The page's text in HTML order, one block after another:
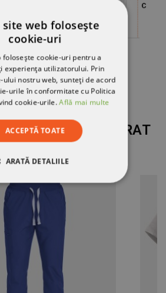
AU CUMPĂRAT
AU MAI CUMPĂRAT
site web folosește
cookie-uri
folosește cookie-uri pentru a
experiența utilizatorului. Prin
ului nostru web, sunteți de acord
urile în conformitate cu Politica
cookie-urile.Află mai multe
ACCEPTĂ TOATE
ARATĂ DETALIILE
NECESARE